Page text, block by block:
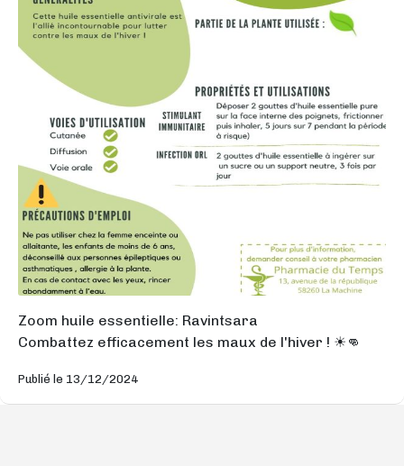
Zoom huile essentielle: Ravintsara
Combattez efficacement les maux de l'hiver ! ☀👊
Publié le 13/12/2024